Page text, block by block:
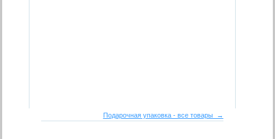
Подарочная упаковка - все товары →